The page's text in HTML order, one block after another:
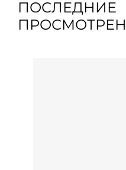
ПОСЛЕДНИЕ